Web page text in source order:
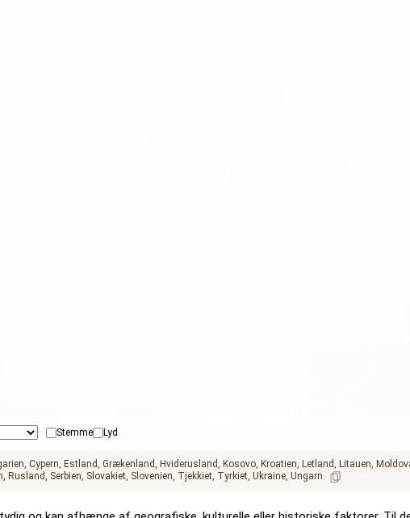
Stemme Lyd
Cypern Estland Grækenland Hviderusland Kosovo Kroatien Letland Litauen
Rusland Serbien Slovakiet Slovenien Tjekkiet Tyrkiet Ukraine Ungarn